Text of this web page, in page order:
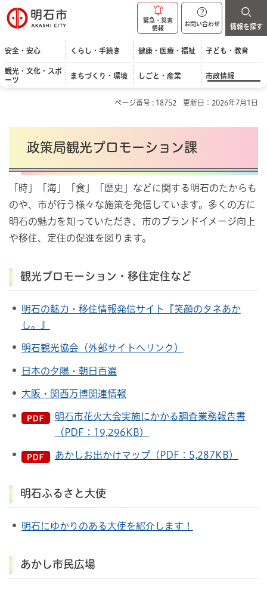
明石市
緊急・災害
情報
お問い合わせ 情報を探す
安全・安心 くらし・手続き 健康・医療・福祉 子ども・教育
観光・文化・スポ
ーツ
まちづくり・環境 しごと・産業 市政情報
ページ番号 : 18752 更新日：2026年7月1日
政策局観光プロモーション課
「時」「海」「食」「歴史」などに関する明石のたからも
のや、市が行う様々な施策を発信しています。多くの方に
明石の魅力を知っていただき、市のブランドイメージ向上
や移住、定住の促進を図ります。
観光プロモーション・移住定住など
明石の魅力・移住情報発信サイト『笑顔のタネあか
し。』
明石観光協会（外部サイトへリンク）
日本の夕陽・朝日百選
大阪・関西万博関連情報
明石市花火大会実施にかかる調査業務報告書
（PDF：19,296KB）
あかしお出かけマップ（PDF：5,287KB）
明石ふるさと大使
明石にゆかりのある大使を紹介します！
あかし市民広場